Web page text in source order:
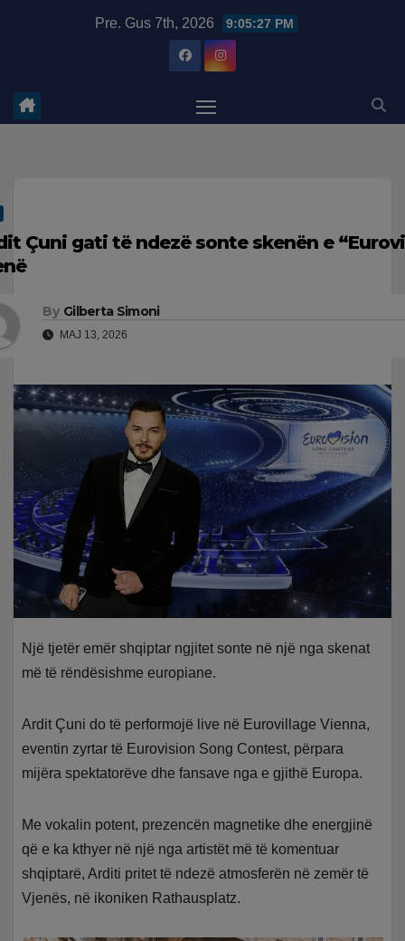
Pre. Gus 7th, 2026 9:05:29 PM
Çuni gati të ndezë sonte skenën e
By Gilberta Simoni
MAJ 13, 2026
Një tjetër emër shqiptar ngjitet sonte në një nga skenat
më të rëndësishme europiane.
Ardit Çuni do të performojë live në Eurovillage Vienna,
eventin zyrtar të Eurovision Song Contest, përpara
mijëra spektatorëve dhe fansave nga e gjithë Europa.
Me vokalin potent, prezencën magnetike dhe energjinë
që e ka kthyer në një nga artistët më të komentuar
shqiptarë, Arditi pritet të ndezë atmosferën në zemër të
Vjenës, në ikoniken Rathausplatz.